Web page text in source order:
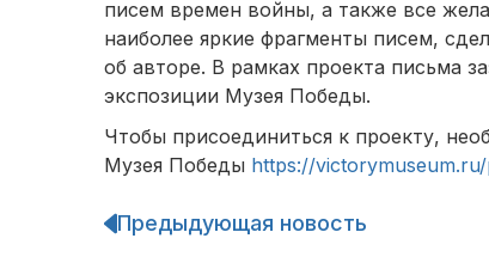
писем времен войны, а также все
наиболее яркие фрагменты писем,
об авторе. В рамках проекта письма
экспозиции Музея Победы.
Чтобы присоединиться к проекту,
Музея Победы https://
Навигация
Предыдующая новость